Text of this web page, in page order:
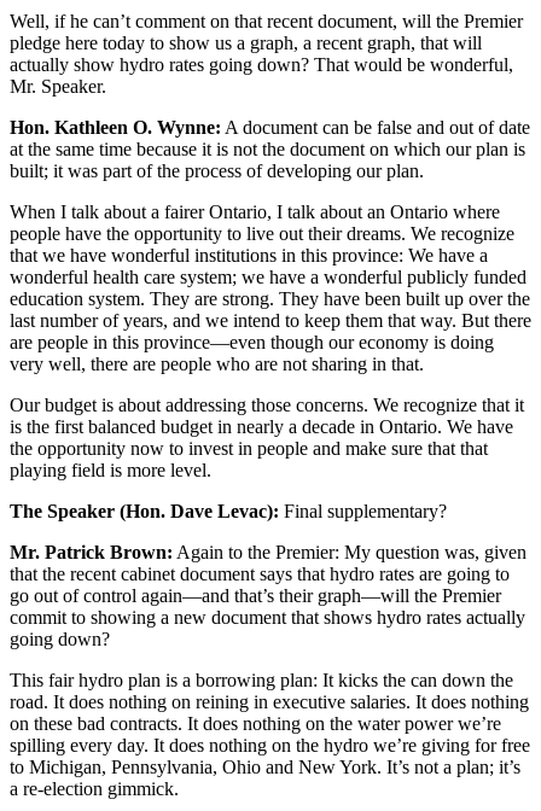
Well, if he can’t comment on that recent document, will the Premier
pledge here today to show us a graph, a recent graph, that will
actually show hydro rates going down? That would be wonderful,
Mr. Speaker.
Hon. Kathleen O. Wynne: A document can be false and out of date
at the same time because it is not the document on which our plan is
built; it was part of the process of developing our plan.
When I talk about a fairer Ontario, I talk about an Ontario where
people have the opportunity to live out their dreams. We recognize
that we have wonderful institutions in this province: We have a
wonderful health care system; we have a wonderful publicly funded
education system. They are strong. They have been built up over the
last number of years, and we intend to keep them that way. But there
are people in this province—even though our economy is doing
very well, there are people who are not sharing in that.
Our budget is about addressing those concerns. We recognize that it
is the first balanced budget in nearly a decade in Ontario. We have
the opportunity now to invest in people and make sure that that
playing field is more level.
The Speaker (Hon. Dave Levac): Final supplementary?
Mr. Patrick Brown: Again to the Premier: My question was, given
that the recent cabinet document says that hydro rates are going to
go out of control again—and that’s their graph—will the Premier
commit to showing a new document that shows hydro rates actually
going down?
This fair hydro plan is a borrowing plan: It kicks the can down the
road. It does nothing on reining in executive salaries. It does nothing
on these bad contracts. It does nothing on the water power we’re
spilling every day. It does nothing on the hydro we’re giving for free
to Michigan, Pennsylvania, Ohio and New York. It’s not a plan; it’s
a re-election gimmick.